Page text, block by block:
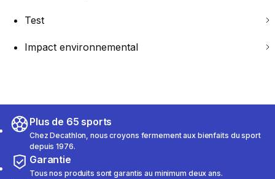
Test
Impact environnemental
Plus de 65 sports
Chez Decathlon, nous croyons fermement aux bienfaits du sport
depuis 1976.
Garantie
Tous nos produits sont garantis au minimum deux ans.